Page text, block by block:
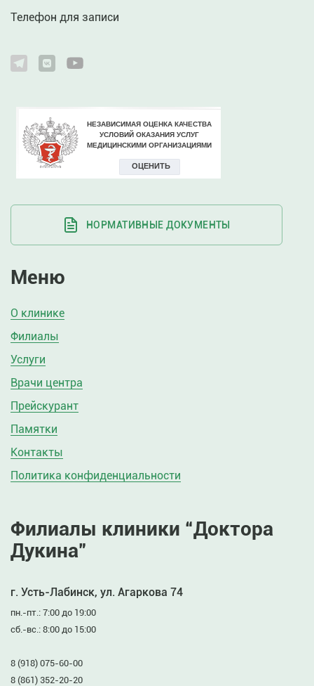
Телефон для записи
НОРМАТИВНЫЕ ДОКУМЕНТЫ
Меню
О клинике
Филиалы
Услуги
Врачи центра
Прейскурант
Памятки
Контакты
Политика конфиденциальности
Филиалы клиники “Доктора
Дукина”
г. Усть-Лабинск, ул. Агаркова 74
пн.-пт.: 7:00 до 19:00
сб.-вс.: 8:00 до 15:00
8 (918) 075-60-00
8 (861) 352-20-20